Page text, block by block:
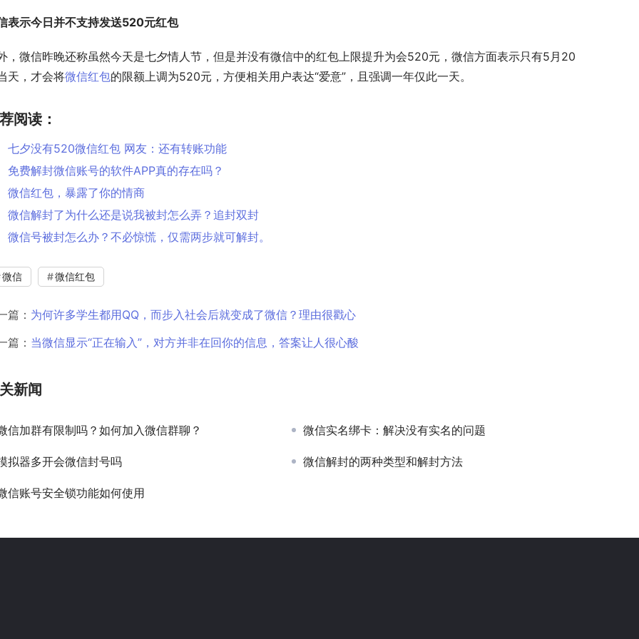
表示今日并不支持发送520元红包
，微信昨晚还称虽然今天是七夕情人节，但是并没有微信中的红包上限提升为会520元，微信方面表示只有5月20
天，才会将微信红包的限额上调为520元，方便相关用户表达“爱意”，且强调一年仅此一天。
阅读：
七夕没有520微信红包 网友：还有转账功能
免费解封微信账号的软件APP真的存在吗？
微信红包，暴露了你的情商
微信解封了为什么还是说我被封怎么弄？追封双封
微信号被封怎么办？不必惊慌，仅需两步就可解封。
微信 微信红包
篇： 为何许多学生都用QQ，而步入社会后就变成了微信？理由很戳心
篇： 当微信显示“正在输入”，对方并非在回你的信息，答案让人很心酸
新闻
信加群有限制吗？如何加入微信群聊？ 微信实名绑卡：解决没有实名的问题
拟器多开会微信封号吗 微信解封的两种类型和解封方法
信账号安全锁功能如何使用